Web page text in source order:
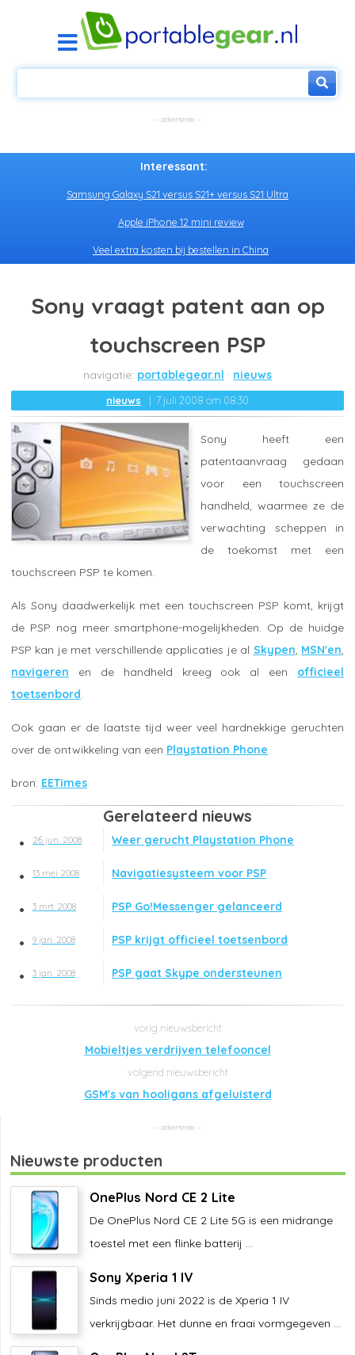
Interessant:
Samsung Galaxy S21 versus S21+ versus S21 Ultra
Apple iPhone 12 mini review
Veel extra kosten bij bestellen in China
Sony vraagt patent aan op
touchscreen PSP
portablegear.nl nieuws
nieuws 7 juli 2008 om 08:30
Sony heeft een
patentaanvraag gedaan
voor een touchscreen
handheld, waarmee ze de
verwachting scheppen in
de toekomst met een
touchscreen PSP te komen.
Als Sony daadwerkelijk met een touchscreen PSP komt, krijgt
de PSP nog meer smartphone-mogelijkheden. Op de huidge
PSP kan je met verschillende applicaties je al Skypen MSN'en
navigeren en de handheld kreeg ook al een officieel
toetsenbord
Ook gaan er de laatste tijd weer veel hardnekkige geruchten
over de ontwikkeling van een Playstation Phone
EETimes
Gerelateerd nieuws
26 jun. 2008 Weer gerucht Playstation Phone
13 mei 2008 Navigatiesysteem voor PSP
3 mrt. 2008 PSP Go!Messenger gelanceerd
9 jan. 2008 PSP krijgt officieel toetsenbord
3 jan. 2008 PSP gaat Skype ondersteunen
Mobieltjes verdrijven telefooncel
GSM's van hooligans afgeluisterd
Nieuwste producten
OnePlus Nord CE 2 Lite
De OnePlus Nord CE 2 Lite 5G is een midrange
toestel met een flinke batterij ...
Sony Xperia 1 IV
Sinds medio juni 2022 is de Xperia 1 IV
verkrijgbaar. Het dunne en fraai vormgegeven ...